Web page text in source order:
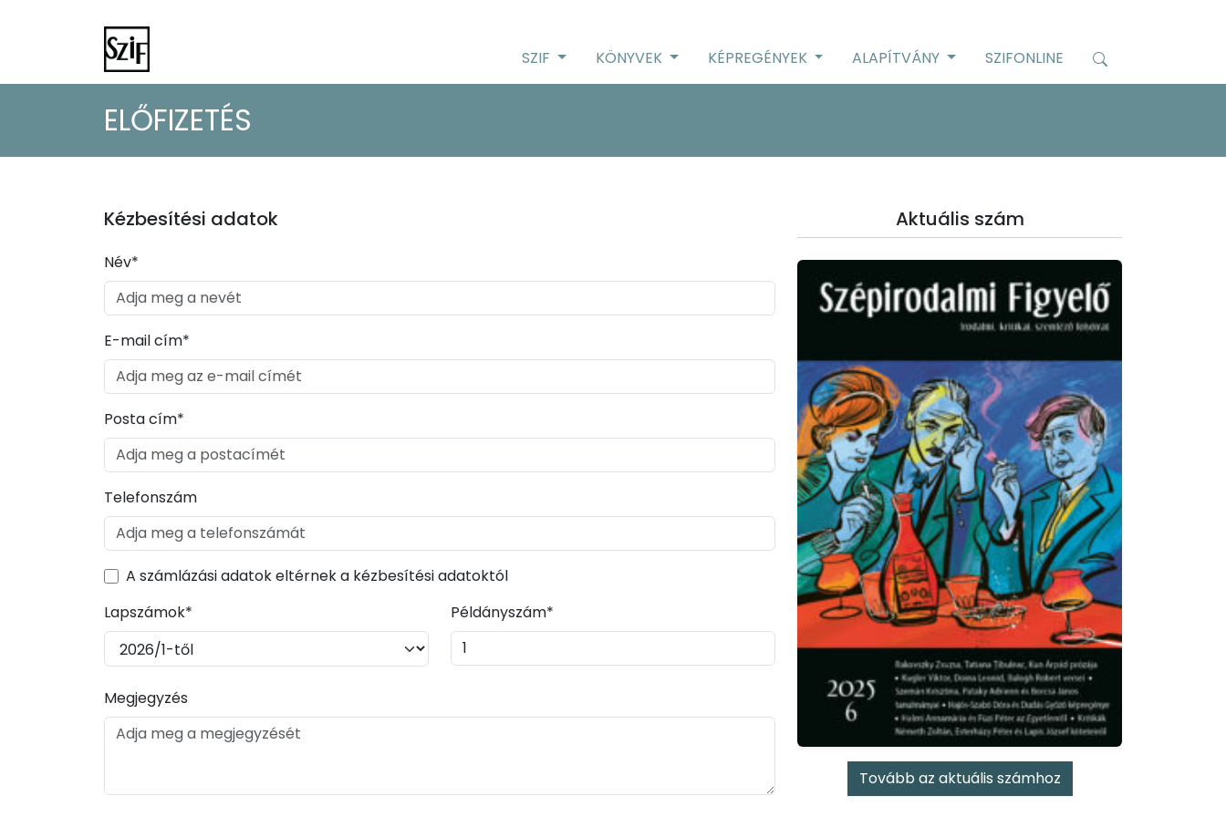
SZIF KÖNYVEK KÉPREGÉNYEK ALAPÍTVÁNY SZIFONLINE
ELŐFIZETÉS
Kézbesítési adatok
Név*
E-mail cím*
Posta cím*
Telefonszám
A számlázási adatok eltérnek a kézbesítési adatoktól
Lapszámok*
Példányszám*
Megjegyzés
Aktuális szám
Tovább az aktuális számhoz